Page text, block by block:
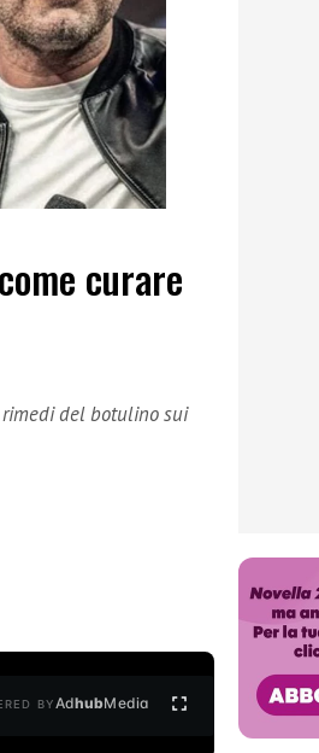
curare
rimedi del botulino sui
BYAdhubMedia